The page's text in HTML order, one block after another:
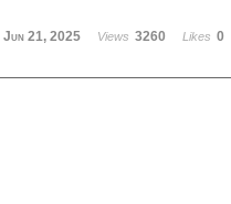
Jun 21, 2025 Views 3260 Likes 0